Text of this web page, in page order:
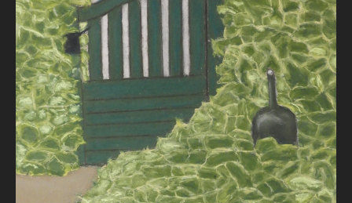
la petite porte
Robert BAUDIN